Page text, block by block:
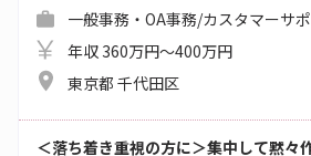
一般事務・OA事務/カスタマーサ
年収 360万円～400万円
東京都 千代田区
＜落ち着き重視の方に＞集中して黙々